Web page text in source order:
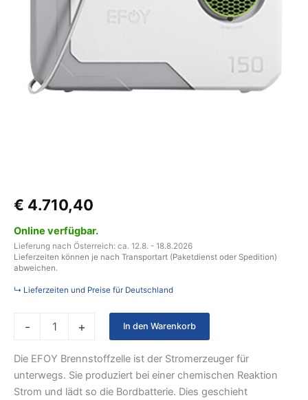
€ 4.710,40
Online verfügbar.
Lieferung nach Österreich: ca. 12.8. - 18.8.2026
Lieferzeiten können je nach Transportart (Paketdienst oder Spedition)
abweichen.
↳ Lieferzeiten und Preise für Deutschland
- + In den Warenkorb
Die EFOY Brennstoffzelle ist der Stromerzeuger für
unterwegs. Sie produziert bei einer chemischen Reaktion
Strom und lädt so die Bordbatterie. Dies geschieht